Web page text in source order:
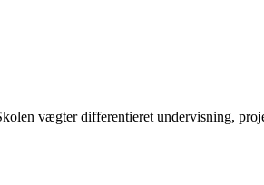
vægter differentieret undervisning,